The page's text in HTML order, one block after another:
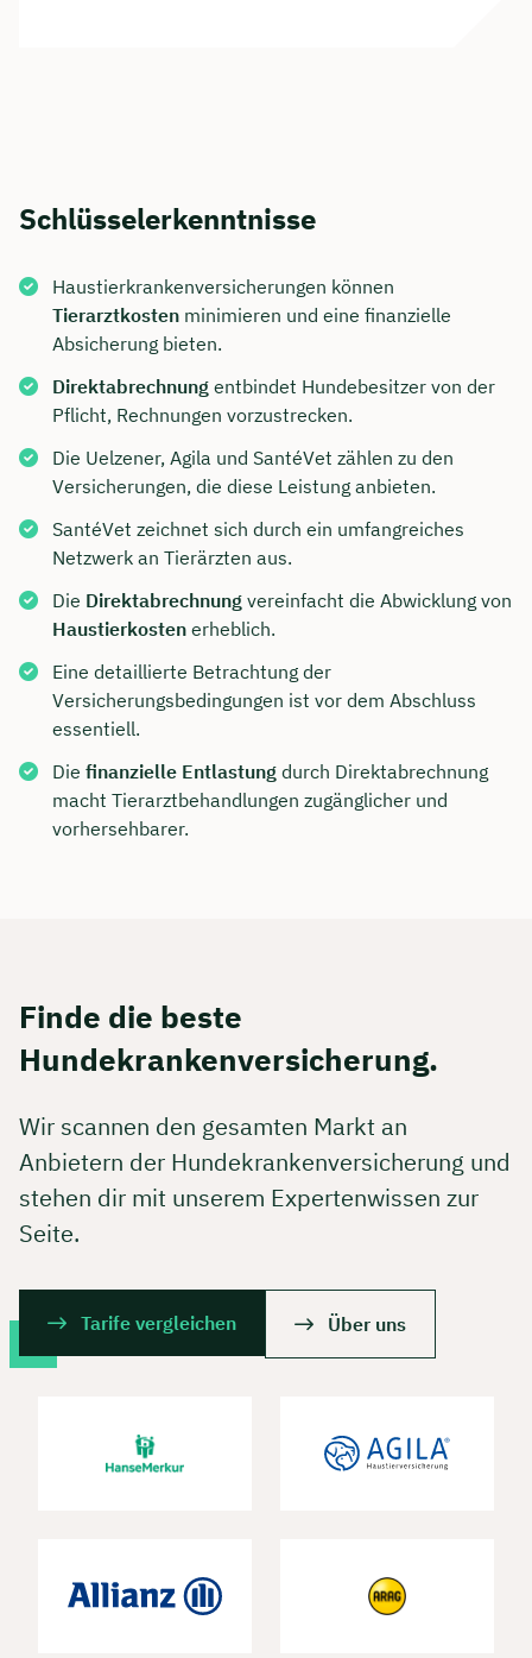
Schlüsselerkenntnisse
Haustierkrankenversicherungen können
Tierarztkosten minimieren und eine finanzielle
Absicherung bieten.
Direktabrechnung entbindet Hundebesitzer von der
Pflicht, Rechnungen vorzustrecken.
Die Uelzener, Agila und SantéVet zählen zu den
Versicherungen, die diese Leistung anbieten.
SantéVet zeichnet sich durch ein umfangreiches
Netzwerk an Tierärzten aus.
Die Direktabrechnung vereinfacht die Abwicklung von
Haustierkosten erheblich.
Eine detaillierte Betrachtung der
Versicherungsbedingungen ist vor dem Abschluss
essentiell.
Die finanzielle Entlastung durch Direktabrechnung
macht Tierarztbehandlungen zugänglicher und
vorhersehbarer.
Finde die beste
Hundekrankenversicherung.
Wir scannen den gesamten Markt an
Anbietern der Hundekrankenversicherung und
stehen dir mit unserem Expertenwissen zur
Seite.
Tarife vergleichen Über uns